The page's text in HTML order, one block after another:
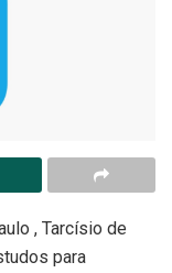
, Tarcísio de
para